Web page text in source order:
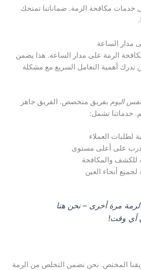
مكافحة الرمة. ضماناتنا تمنحك
مدار الساعة
الرمة على مدار الساعة. هذا يضمن
ندرك أهمية التعامل السريع مع مشكلة
اليوم بفريق متخصص. الفريق جاهز
خدماتنا تشمل:
لطلبات العملاء
على أعلى مستوى
للكشف والمكافحة
أنحاء العين
مرة أخرى – نحن هنا
أي وقت!
المختص. نحن نضمن التخلص من الرمة